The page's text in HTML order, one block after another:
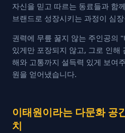
자신을 믿고 따르는 동료들과 함
브랜드로 성장시키는 과정이 심
권력에 무릎 꿇지 않는 주인공의
있게만 포장되지 않고, 그로 인해
해와 고통까지 설득력 있게 보여
원을 얻어냈습니다.
이태원이라는 다문화 공
치